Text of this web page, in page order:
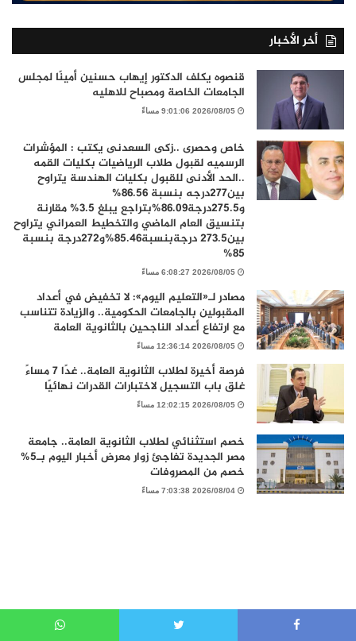
أخر الأخبار
قنصوه يكلف الدكتور إيهاب حسنين أمينًا لمجلس
الجامعات الخاصة ومصباح للاهليه
2026/08/05 9:01:06 مساءً
خاص وحصرى ..زكى السعدنى يكتب : المؤشرات
الرسميه لقبول طلاب الرياضيات بكليات القمه
..الحد الأدنى للقبول بكليات الهندسة يتراوح
بين277درجه بنسبة 86.56%
و275.5درجة86.09%بتراجع يبلغ 3.5% مقارنة
بتنسيق العام الماضي والتخطيط العمراني يتراوح
بين273.5 درجةبنسبة85.46%و272درجة بنسبة
85%
2026/08/05 6:08:27 مساءً
مصادر لـ«التعليم اليوم»: لا تخفيض في أعداد
المقبولين بالجامعات الحكومية.. والزيادة تتناسب
مع ارتفاع أعداد الناجحين بالثانوية العامة
2026/08/05 12:36:14 مساءً
فرصة أخيرة لطلاب الثانوية العامة.. غدًا 7 مساءً
غلق باب التسجيل لاختبارات القدرات نهائيًا
2026/08/05 12:02:15 مساءً
خصم استثنائي لطلاب الثانوية العامة.. جامعة
مصر الجديدة تفاجئ زوار معرض أخبار اليوم بـ5%
خصم من المصروفات
2026/08/04 7:03:38 مساءً